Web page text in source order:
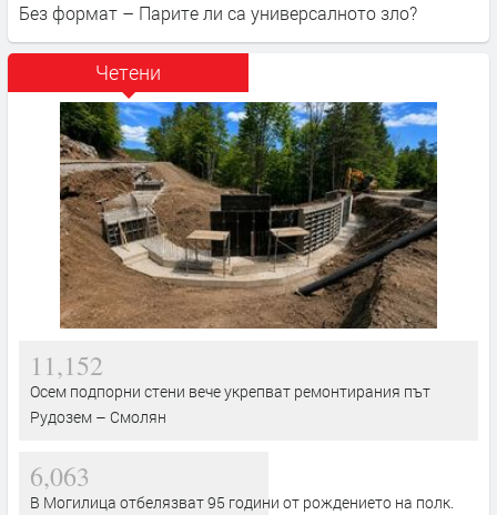
Без формат – Парите ли са универсалното зло?
Четени
11,152
Осем подпорни стени вече укрепват ремонтирания път
Рудозем – Смолян
6,063
В Могилица отбелязват 95 години от рождението на полк.